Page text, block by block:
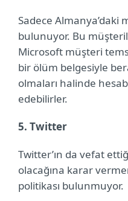
Sadece Almanya’daki
bulunuyor. Bu
Microsoft müşteri
bir ölüm belgesiyle
olmaları halinde
edebilirler.
5. Twitter
Twitter’ın da vefat
olacağına karar
politikası bulunmuyor.